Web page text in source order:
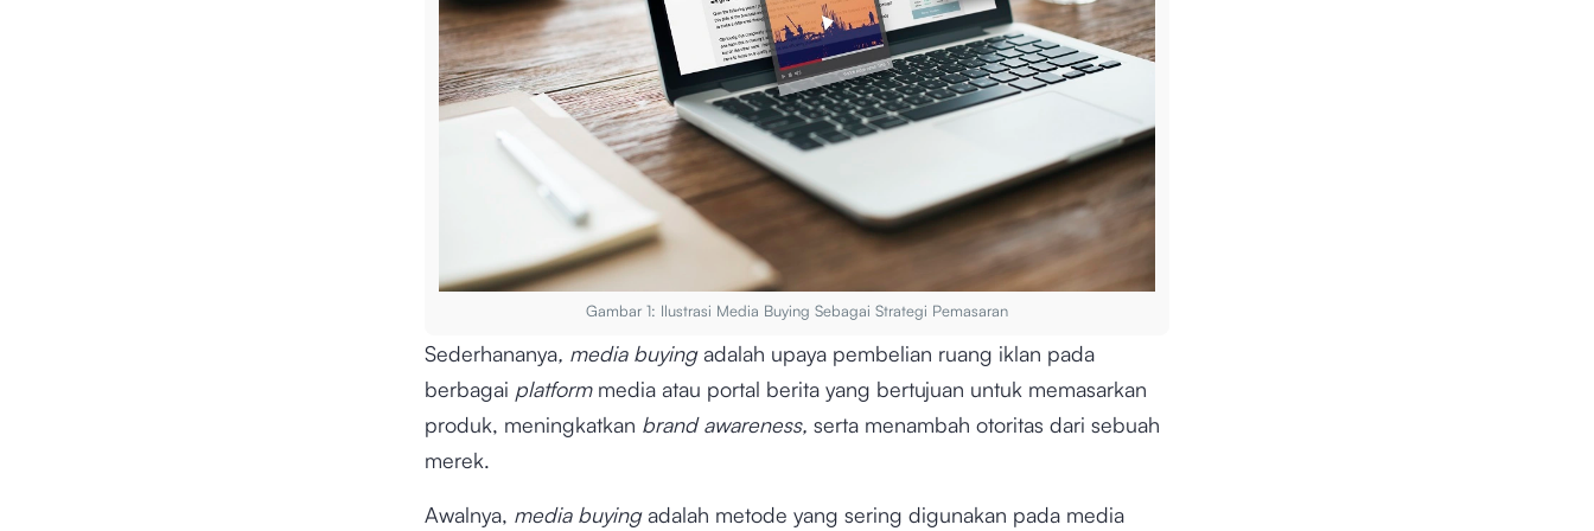
Gambar 1: Ilustrasi Media Buying Sebagai Strategi Pemasaran
Sederhananya, media buying adalah upaya pembelian ruang iklan pada
berbagai platform media atau portal berita yang bertujuan untuk memasarkan
produk, meningkatkan brand awareness, serta menambah otoritas dari sebuah
merek.
Awalnya, media buying adalah metode yang sering digunakan pada media